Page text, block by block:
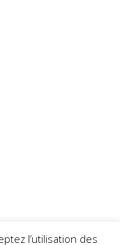
l’utilisation des